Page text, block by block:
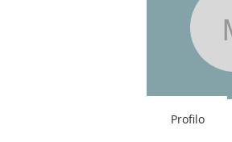
Profilo